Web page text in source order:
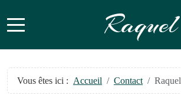
Mobile Menu Toggle Raquel
Vous êtes ici : Accueil Contact Raquel